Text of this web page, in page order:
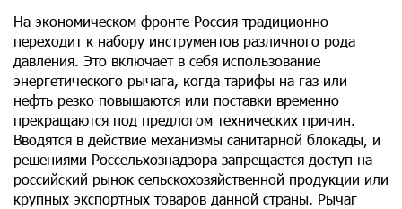
На экономическом фронте Россия традиционно
переходит к набору инструментов различного рода
давления. Это включает в себя использование
энергетического рычага, когда тарифы на газ или
нефть резко повышаются или поставки временно
прекращаются под предлогом технических причин.
Вводятся в действие механизмы санитарной блокады, и
решениями Россельхознадзора запрещается доступ на
российский рынок сельскохозяйственной продукции или
крупных экспортных товаров данной страны. Рычаг